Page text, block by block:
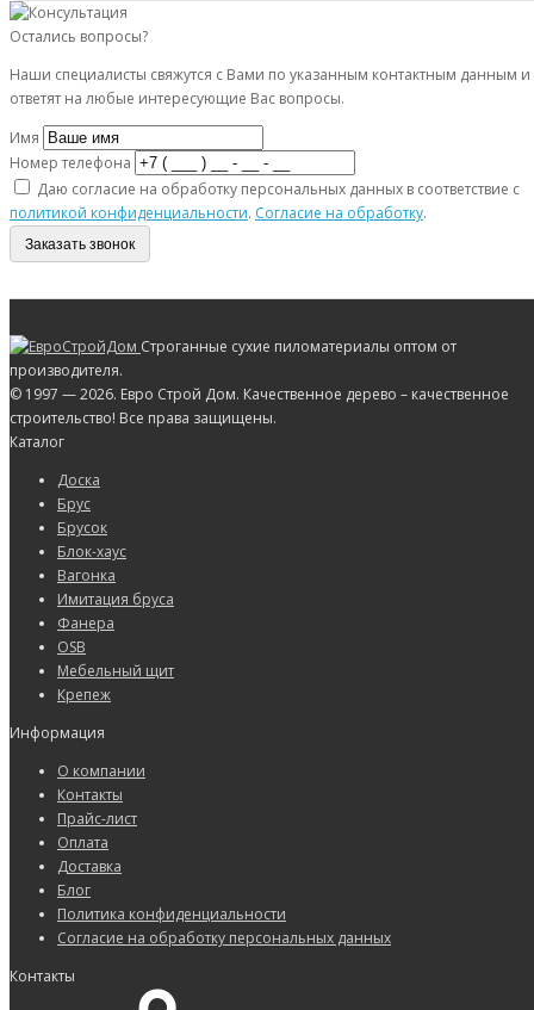
Остались вопросы?
Наши специалисты свяжутся с Вами по указанным контактным данным и
ответят на любые интересующие Вас вопросы.
Имя
Номер телефона
Даю согласие на обработку персональных данных в соответствие с
политикой конфиденциальности. Согласие на обработку.
Заказать звонок
Строганные сухие пиломатериалы оптом от
производителя.
© 1997 — 2026. Евро Строй Дом. Качественное дерево – качественное
строительство! Все права защищены.
Каталог
Доска
Брус
Брусок
Блок-хаус
Вагонка
Имитация бруса
Фанера
OSB
Мебельный щит
Крепеж
Информация
О компании
Контакты
Прайс-лист
Оплата
Доставка
Блог
Политика конфиденциальности
Согласие на обработку персональных данных
Контакты